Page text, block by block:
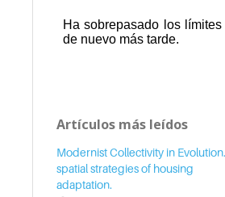
Artículos más leídos
Modernist Collectivity in
spatial strategies of housing
adaptation.